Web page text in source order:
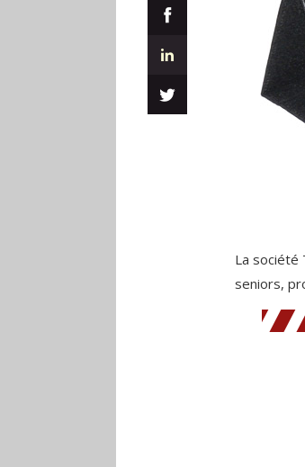
La société
seniors,